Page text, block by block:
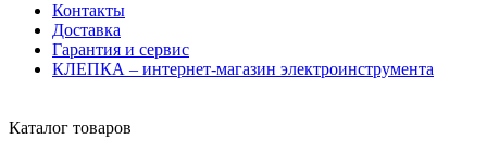
Контакты
Доставка
Гарантия и сервис
КЛЕПКА – интернет-магазин электроинструмента
Каталог товаров